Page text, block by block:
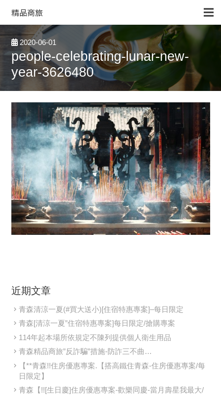
精品商旅
2020-06-01
people-celebrating-lunar-new-
year-3626480
近期文章
青森清涼一夏(#買大送小)[住宿特惠專案]–每日限定
青森[清涼一夏”住宿特惠專案]每日限定/搶購專案
114年起本場所依規定不陳列提供個人衛生用品
青森精品商旅”反詐騙”措施-防詐三不曲…
【**青森!!住房優惠專案.【搭高鐵住青森-住房優惠專案/每
日限定】
青森【!![生日慶]住房優惠專案-歡樂同慶-當月壽星我最大/